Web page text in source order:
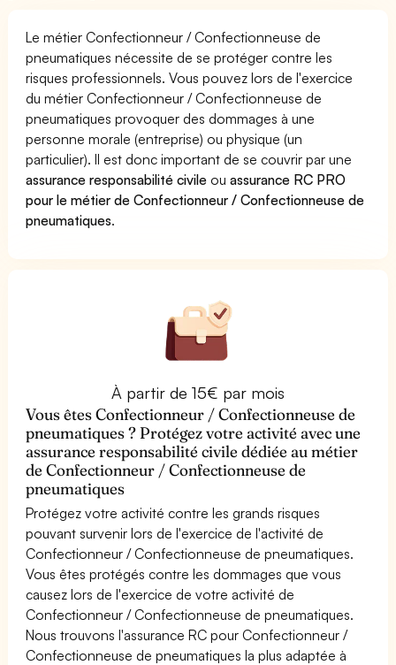
Le métier Confectionneur / Confectionneuse de
pneumatiques nécessite de se protéger contre les
risques professionnels. Vous pouvez lors de l'exercice
du métier Confectionneur / Confectionneuse de
pneumatiques provoquer des dommages à une
personne morale (entreprise) ou physique (un
particulier). Il est donc important de se couvrir par une
assurance responsabilité civile ouassurance RC PRO
pour le métier de Confectionneur / Confectionneuse de
pneumatiques.
À partir de 15€ par mois
Vous êtes Confectionneur / Confectionneuse de
pneumatiques ? Protégez votre activité avec une
assurance responsabilité civile dédiée au métier
de Confectionneur / Confectionneuse de
pneumatiques
Protégez votre activité contre les grands risques
pouvant survenir lors de l'exercice de l'activité de
Confectionneur / Confectionneuse de pneumatiques.
Vous êtes protégés contre les dommages que vous
causez lors de l'exercice de votre activité de
Confectionneur / Confectionneuse de pneumatiques.
Nous trouvons l'assurance RC pour Confectionneur /
Confectionneuse de pneumatiques la plus adaptée à